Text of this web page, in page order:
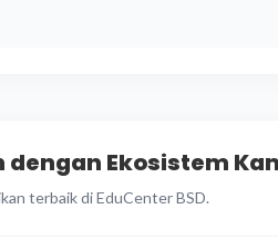
dengan Ekosistem
terbaik di EduCenter BSD.